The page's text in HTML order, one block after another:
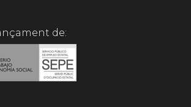
de: